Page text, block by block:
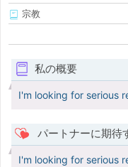
宗教
私の概要
I'm looking for serious
パートナーに期待
I'm looking for serious